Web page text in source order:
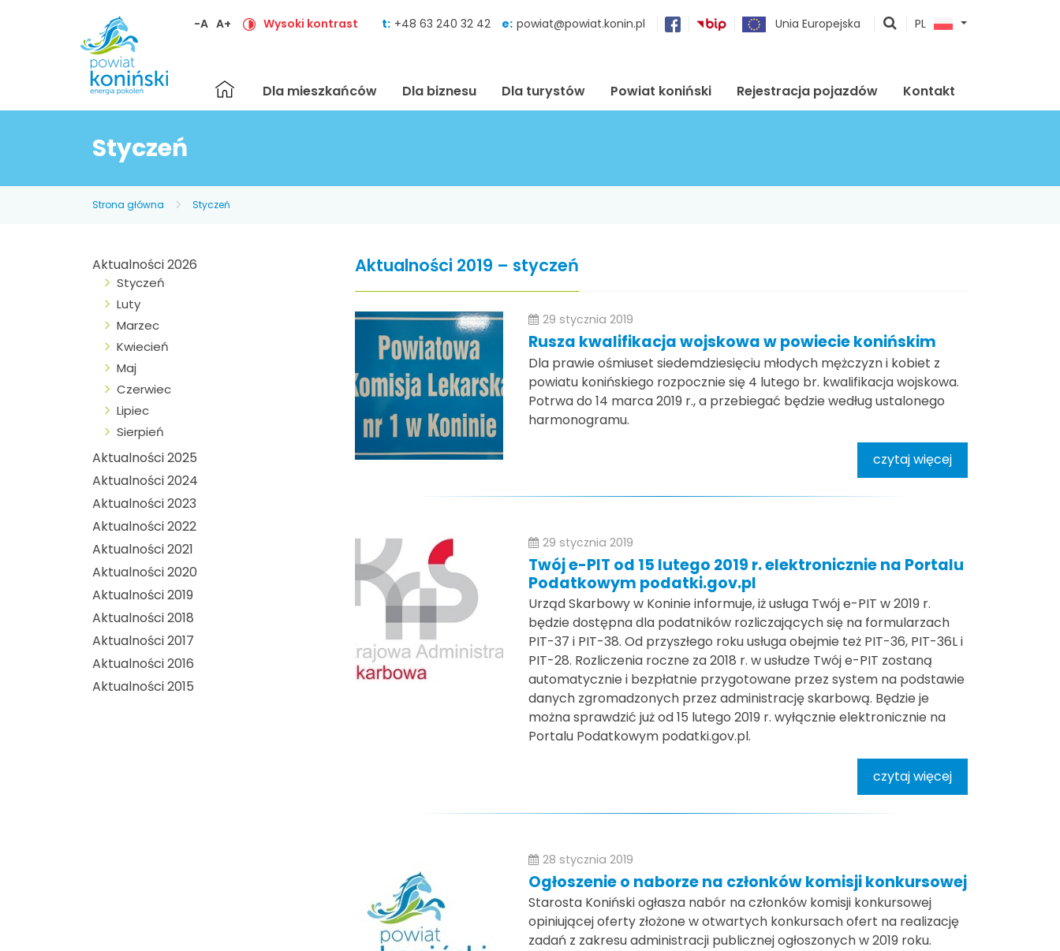
-A A+ Wysoki kontrast t: +48 63 240 32 42 e: powiat@powiat.konin.pl Unia Europejska
pokaż
PL
Strona
główna
Dla mieszkańców Dla biznesu Dla turystów Powiat koniński Rejestracja pojazdów Kontakt
Styczeń
Strona główna Styczeń
Aktualności 2026
Styczeń
Luty
Marzec
Kwiecień
Maj
Czerwiec
Lipiec
Sierpień
Aktualności 2025
Aktualności 2024
Aktualności 2023
Aktualności 2022
Aktualności 2021
Aktualności 2020
Aktualności 2019
Aktualności 2018
Aktualności 2017
Aktualności 2016
Aktualności 2015
Aktualności 2019 – styczeń
29 stycznia 2019
Rusza kwalifikacja wojskowa w powiecie konińskim
Dla prawie ośmiuset siedemdziesięciu młodych mężczyzn i kobiet z
powiatu konińskiego rozpocznie się 4 lutego br. kwalifikacja wojskowa.
Potrwa do 14 marca 2019 r., a przebiegać będzie według ustalonego
harmonogramu.
czytaj więcej
29 stycznia 2019
Twój e-PIT od 15 lutego 2019 r. elektronicznie na Portalu
Podatkowym podatki.gov.pl
Urząd Skarbowy w Koninie informuje, iż usługa Twój e-PIT w 2019 r.
będzie dostępna dla podatników rozliczających się na formularzach
PIT-37 i PIT-38. Od przyszłego roku usługa obejmie też PIT-36, PIT-36L i
PIT-28. Rozliczenia roczne za 2018 r. w usłudze Twój e-PIT zostaną
automatycznie i bezpłatnie przygotowane przez system na podstawie
danych zgromadzonych przez administrację skarbową. Będzie je
można sprawdzić już od 15 lutego 2019 r. wyłącznie elektronicznie na
Portalu Podatkowym podatki.gov.pl.
czytaj więcej
28 stycznia 2019
Ogłoszenie o naborze na członków komisji konkursowej
Starosta Koniński ogłasza nabór na członków komisji konkursowej
opiniującej oferty złożone w otwartych konkursach ofert na realizację
zadań z zakresu administracji publicznej ogłoszonych w 2019 roku.